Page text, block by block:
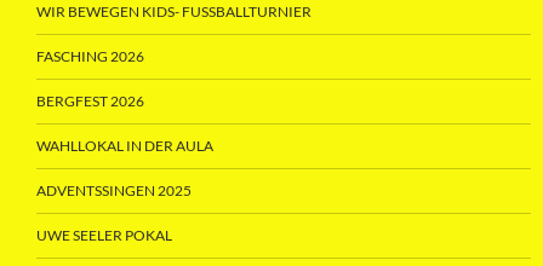
WIR BEWEGEN KIDS- FUSSBALLTURNIER
FASCHING 2026
BERGFEST 2026
WAHLLOKAL IN DER AULA
ADVENTSSINGEN 2025
UWE SEELER POKAL